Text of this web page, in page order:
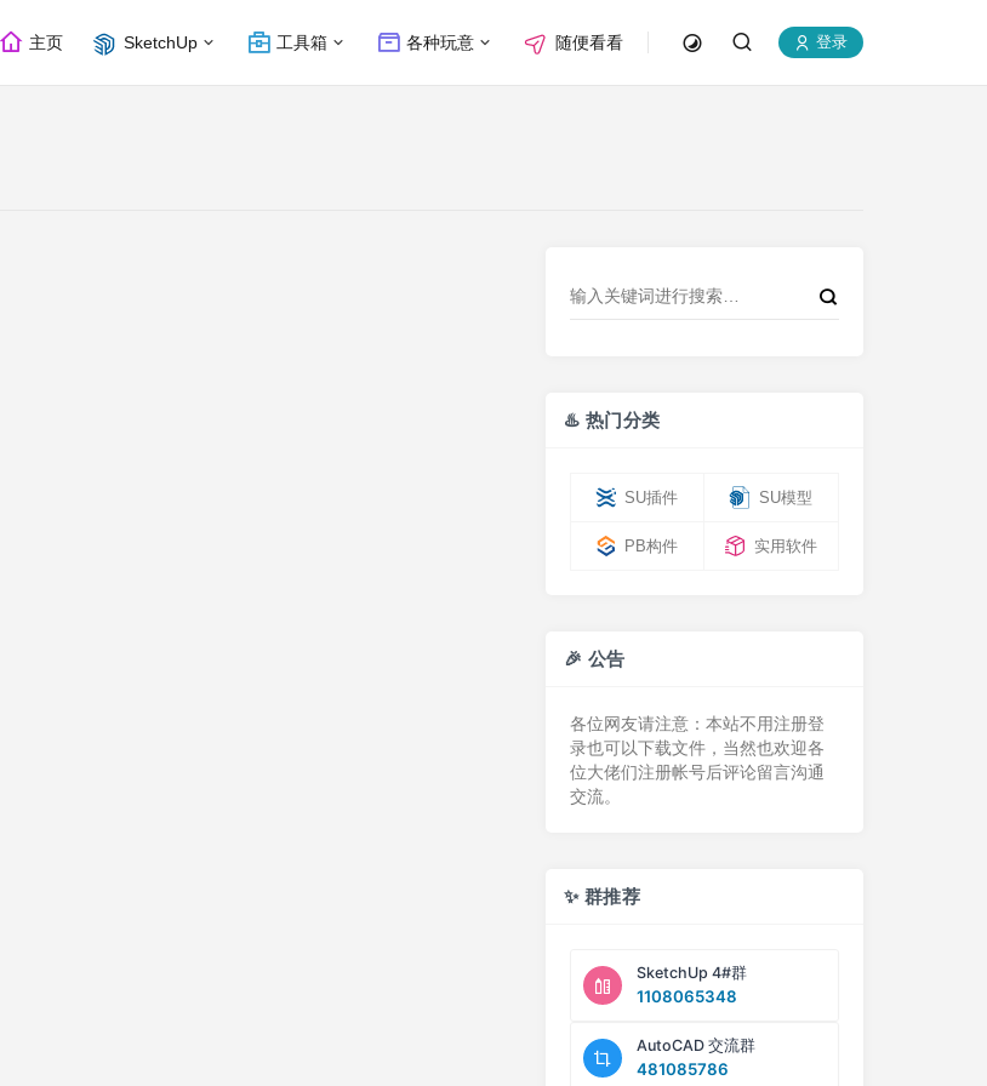
主页 SketchUp 工具箱 各种玩意 随便看看 登录
♨️ 热门分类
SU插件 SU模型
PB构件 实用软件
🎉 公告
各位网友请注意：本站不用注册登
录也可以下载文件，当然也欢迎各
位大佬们注册帐号后评论留言沟通
交流。
✨ 群推荐
SketchUp 4#群
1108065348
AutoCAD 交流群
481085786